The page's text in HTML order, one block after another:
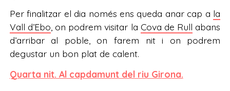
Per finalitzar el dia només ens queda anar cap a la
Vall d’Ebo , on podrem visitar la Cova de Rull abans
d’arribar al poble, on farem nit i on podrem
degustar un bon plat de calent.
Quarta nit. Al capdamunt del riu Girona.